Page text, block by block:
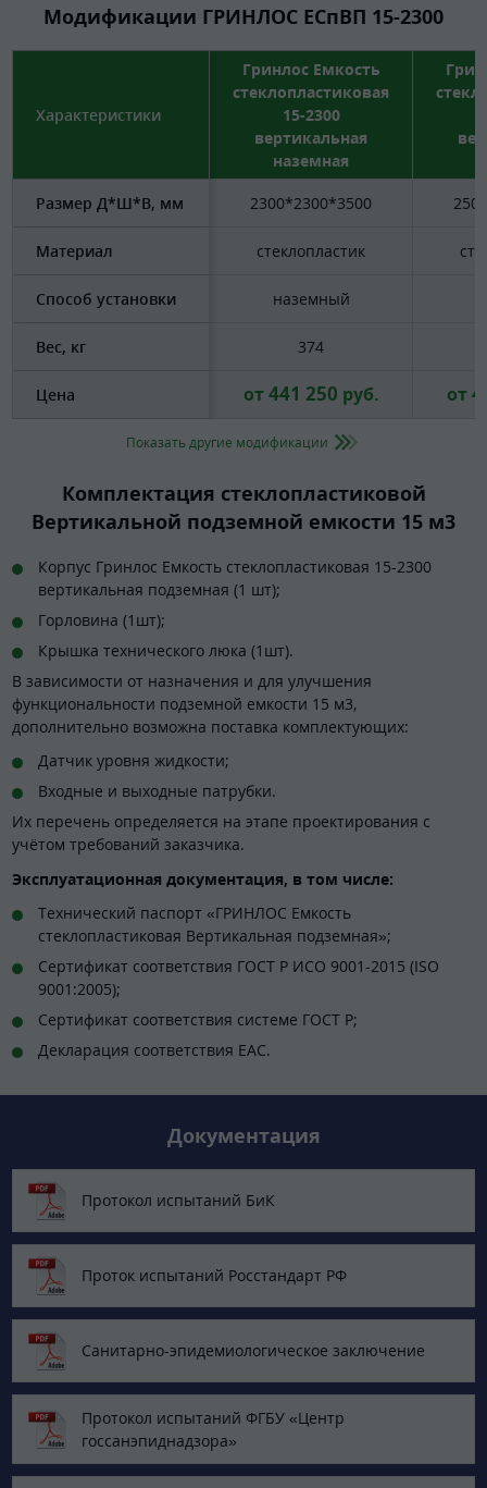
Модификации ГРИНЛОС ЕСпВП 15-2300
Характеристики
Гринлос Емкость
стеклопластиковая
15-2300
вертикальная
наземная
Размер Д*Ш*В, мм 2300*2300*3500
Материал стеклопластик
Способ установки наземный
Вес, кг 374
Цена от441 250 руб. от
Показать другие модификации
Комплектация стеклопластиковой
Вертикальной подземной емкости 15 м3
Корпус Гринлос Емкость стеклопластиковая 15-2300
вертикальная подземная (1 шт);
Горловина (1шт);
Крышка технического люка (1шт).
В зависимости от назначения и для улучшения
функциональности подземной емкости 15 м3,
дополнительно возможна поставка комплектующих:
Датчик уровня жидкости;
Входные и выходные патрубки.
Их перечень определяется на этапе проектирования с
учётом требований заказчика.
Эксплуатационная документация, в том числе:
Технический паспорт «ГРИНЛОС Емкость
стеклопластиковая Вертикальная подземная»;
Сертификат соответствия ГОСТ Р ИСО 9001-2015 (ISO
9001:2005);
Сертификат соответствия системе ГОСТ Р;
Декларация соответствия EAC.
Документация
Протокол испытаний БиК
Проток испытаний Росстандарт РФ
Санитарно-эпидемиологическое заключение
Протокол испытаний ФГБУ «Центр
госсанэпиднадзора»